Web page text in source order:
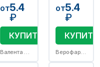
от5.4
₽
КУПИТЬ
Валента Фармацевтика АО/Валента Фарм АО
от5.4
₽
КУПИТЬ
Верофарм ООО (Воронежский филиал)